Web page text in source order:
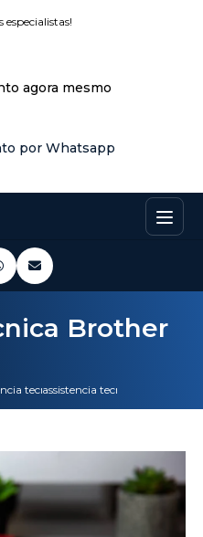
agora mesmo
por Whatsapp
tecnica para notebook
assistencia tecnica brother
Brother